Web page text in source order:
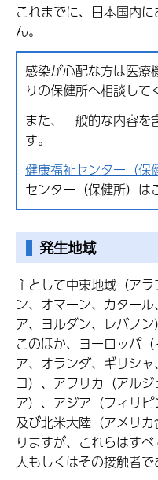
これまでに、日本国内
ん。
感染が心配な方は医療
りの保健所へ相談して
また、一般的な内容を
す。
健康福祉センター（保
センター（保健所）は
発生地域
主として中東地域（ア
ン、オマーン、カター
ア、ヨルダン、レバノン
このほか、ヨーロッパ
ア、オランダ、ギリシ
コ）、アフリカ（アル
ア）、アジア（フィリピ
及び北米大陸（アメリ
りますが、これらはす
人もしくはその接触者で